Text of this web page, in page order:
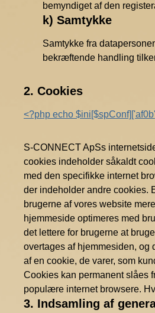
bemyndiget af den
k) Samtykke
Samtykke fra
bekræftende handling
2. Cookies
<?php echo
S-CONNECT ApSs
cookies indeholder såkaldt
med den specifikke internet
der indeholder andre cookies.
brugerne af vores website
hjemmeside optimeres med
det lettere for brugerne at
overtages af hjemmesiden, og
af en cookie, de varer, som
Cookies kan permanent slåes
populære internet browsere.
3. Indsamling af